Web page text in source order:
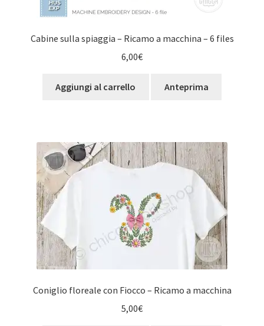
Cabine sulla spiaggia – Ricamo a macchina – 6 files
6,00€
Aggiungi al carrello Anteprima
Coniglio floreale con Fiocco – Ricamo a macchina
5,00€